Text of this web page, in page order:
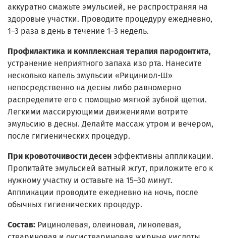
аккуратно смажьте эмульсией, не распространяя на
здоровые участки. Проводите процедуру ежедневно,
1–3 раза в день в течение 1–3 недель.
Профилактика и комплексная терапия пародонтита,
устранение неприятного запаха изо рта. Нанесите
несколько капель эмульсии «Рициниол-Ш»
непосредственно на десны либо равномерно
распределите его с помощью мягкой зубной щетки.
Легкими массирующими движениями вотрите
эмульсию в десны. Делайте массаж утром и вечером,
после гигиенических процедур.
При кровоточивости десен эффективны аппликации.
Пропитайте эмульсией ватный жгут, приложите его к
нужному участку и оставьте на 15–30 минут.
Аппликации проводите ежедневно на ночь, после
обычных гигиенических процедур.
Состав: Рицинолевая, олеиновая, линолевая,